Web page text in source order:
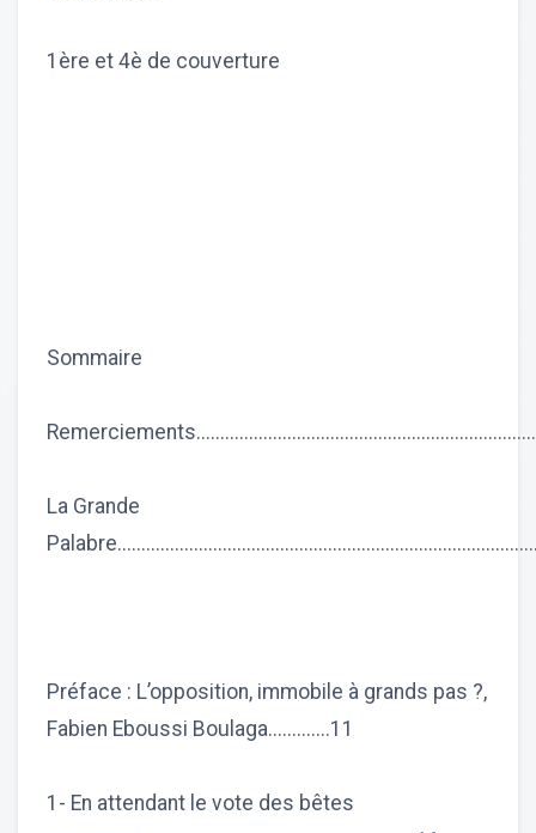
1ère et 4è de couverture
Sommaire
La Grande
Préface : L’opposition, immobile à grands pas ?,
Fabien Eboussi Boulaga.............11
1- En attendant le vote des bêtes